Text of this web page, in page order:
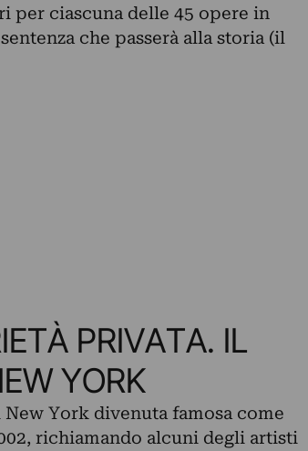
per ciascuna delle 45 opere in
che passerà alla storia (il
PRIVATA. IL
YORK
New York divenuta famosa come
richiamando alcuni degli artisti